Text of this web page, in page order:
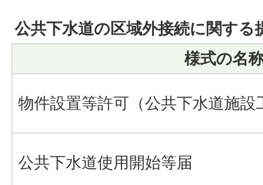
公共下水道の区域外接続に関する
様式の名
物件設置等許可（公共下水道施
公共下水道使用開始等届